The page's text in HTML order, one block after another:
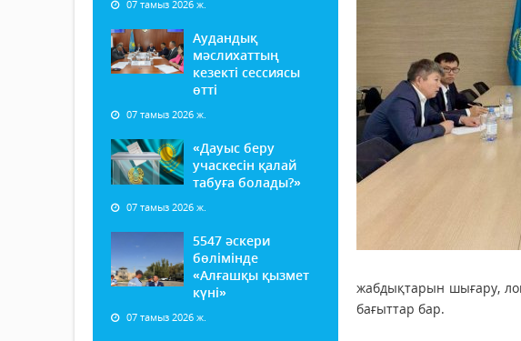
07 тамыз 2026 ж.
Аудандық
мәслихаттың
кезекті сессиясы
өтті
07 тамыз 2026 ж.
«Дауыс беру
учаскесін қалай
табуға болады?»
07 тамыз 2026 ж.
5547 әскери
бөлімінде
«Алғашқы қызмет
күні»
07 тамыз 2026 ж.
жабдықтарын шығару,
бағыттар бар.